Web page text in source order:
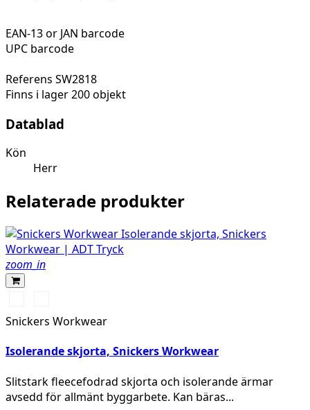
EAN-13 or JAN barcode
UPC barcode
Referens SW2818
Finns i lager200 objekt
Datablad
Kön
Herr
Relaterade produkter
zoom_in
Snickers Workwear
Isolerande skjorta, Snickers Workwear
Slitstark fleecefodrad skjorta och isolerande ärmar
avsedd för allmänt byggarbete. Kan bäras...